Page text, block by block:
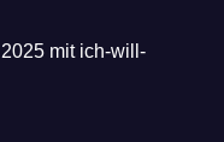
mit ich-will-